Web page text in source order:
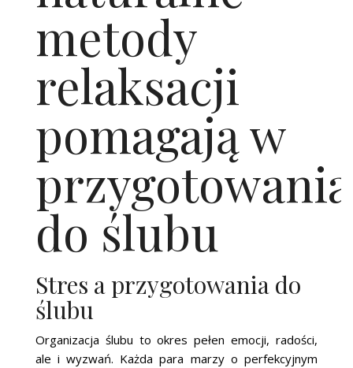
metody
relaksacji
pomagają w
do ślubu
Stres a przygotowania do
ślubu
Organizacja ślubu to okres pełen emocji, radości,
ale i wyzwań. Każda para marzy o perfekcyjnym